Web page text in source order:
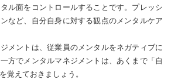
ル面をコントロールすることです。プレッシ
など、自分自身に対する観点のメンタルケア
メントは、従業員のメンタルをネガティブに
方でメンタルマネジメントは、あくまで「自
覚えておきましょう。